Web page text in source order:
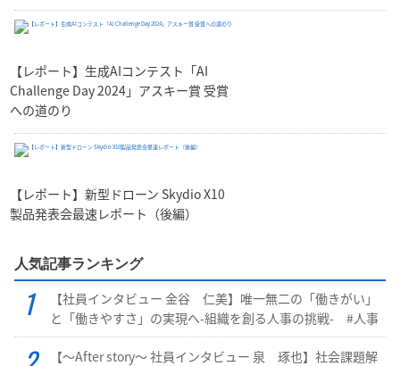
【レポート】生成AIコンテスト「AI
Challenge Day 2024」アスキー賞 受賞
への道のり
【レポート】新型ドローン Skydio X10
製品発表会最速レポート（後編）
人気記事ランキング
【社員インタビュー 金谷 仁美】唯一無二の「働きがい」
と「働きやすさ」の実現へ-組織を創る人事の挑戦- #人事
【～After story～ 社員インタビュー 泉 琢也】社会課題解